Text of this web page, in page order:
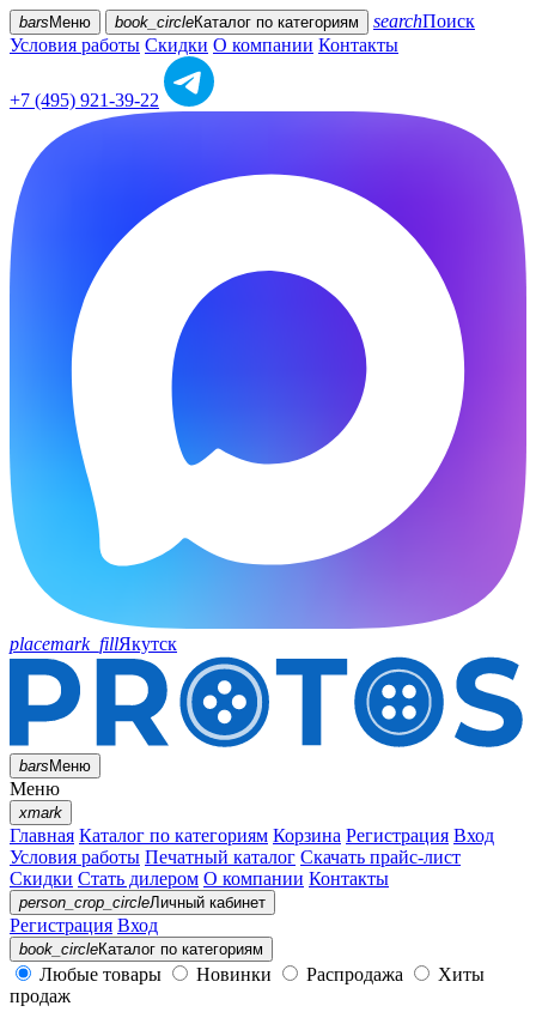
bars Меню book_circleКаталог по категориям searchПоиск
Условия работы Скидки О компании Контакты
+7 (495) 921-39-22
placemark_fillЯкутск
barsМеню
Меню
xmark
Главная Каталог по категориям Корзина Регистрация Вход
Условия работы Печатный каталог Скачать прайс-лист
Скидки Стать дилером О компании Контакты
person_crop_circleЛичный кабинет
Регистрация Вход
book_circleКаталог по категориям
Любые товары Новинки Распродажа
Хиты
продаж